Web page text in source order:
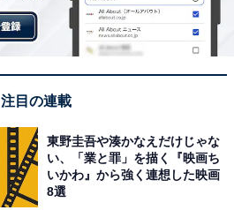
注目の連載
東野圭吾や湊かなえだけじゃな
い、「業と罪」を描く『映画ち
いかわ』から強く連想した映画
8選